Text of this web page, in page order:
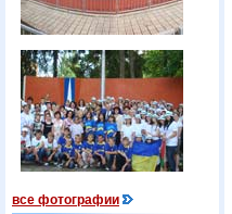
все фотографии